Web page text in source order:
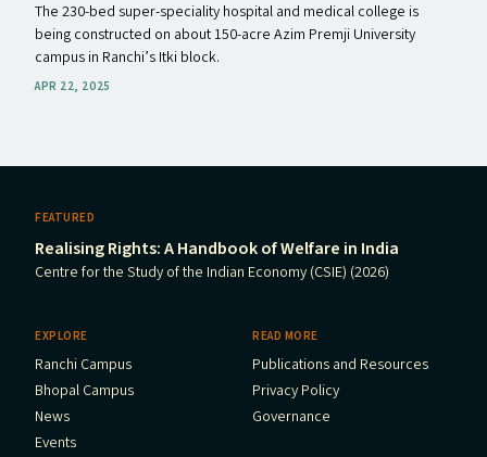
The 230-bed super-speciality hospital and medical college is
being constructed on about 150-acre Azim Premji University
campus in Ranchi’s Itki block.
APR 22, 2025
FEATURED
Realising Rights: A Handbook of Welfare in India
Centre for the Study of the Indian Economy (CSIE) (2026)
EXPLORE
Ranchi Campus
Bhopal Campus
News
Events
READ MORE
Publications and Resources
Privacy Policy
Governance